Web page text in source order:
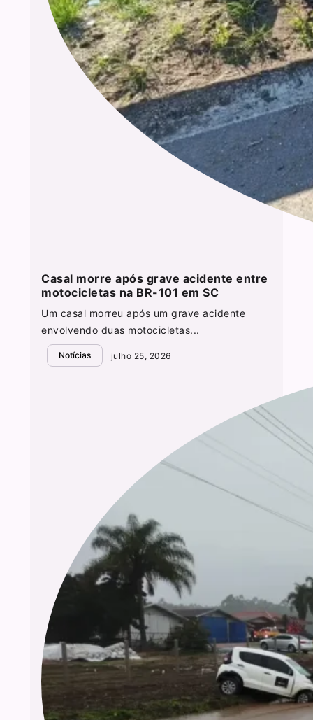
Casal morre após grave acidente entre
motocicletas na BR-101 em SC
Um casal morreu após um grave acidente
envolvendo duas motocicletas...
Notícias julho 25, 2026